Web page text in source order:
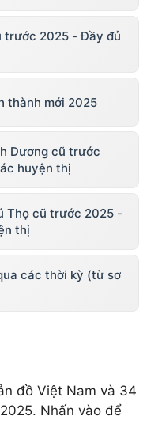
trước 2025 - Đầy đủ
thành mới 2025
Dương cũ trước
huyện thị
Thọ cũ trước 2025 -
thị
các thời kỳ (từ sơ
đồ Việt Nam và 34
Nhấn vào để